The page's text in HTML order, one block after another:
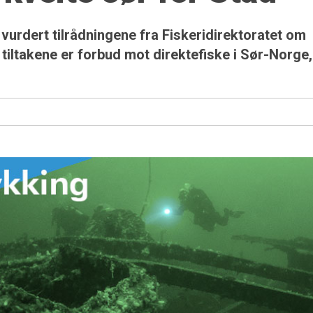
tilrådningene fra Fiskeridirektoratet om
er forbud mot direktefiske i Sør-Norge,